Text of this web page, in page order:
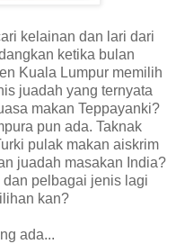
kelainan dan lari dari
ketika bulan
Kuala Lumpur memilih
juadah yang ternyata
makan Teppayanki?
pun ada. Taknak
pulak makan aiskrim
juadah masakan India?
dan pelbagai jenis lagi
kan?
ada...